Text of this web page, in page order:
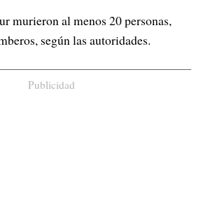
murieron al menos 20 personas,
según las autoridades.
Publicidad